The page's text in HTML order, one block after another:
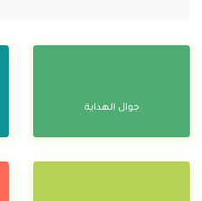
جوال الهداية